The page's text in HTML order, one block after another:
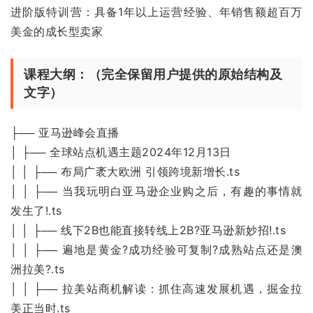
进阶版特训营：具备1年以上运营经验、年销售额超百万
美金的成长型卖家
课程大纲：（完全保留用户提供的原始结构及
文字）
├── 亚马逊峰会直播
│ ├── 全球站点机遇主题2024年12月13日
│ │ ├── 布局广袤大欧洲 引领跨境新增长.ts
│ │ ├── 当我玩明白亚马逊企业购之后，有趣的事情就
发生了!.ts
│ │ ├── 线下2B也能直接转线上2B?亚马逊新妙招!.ts
│ │ ├── 遍地是黄金?成功经验可复制?成熟站点还是澳
洲拉美?.ts
│ │ ├── 拉美站商机解读：抓住高速发展机遇，掘金拉
美正当时.ts